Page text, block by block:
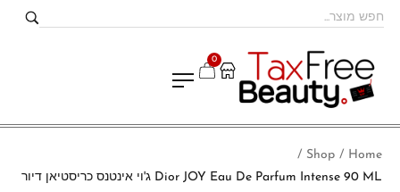
0
Home
/
Shop
/
Dior JOY Eau De Parfum Intense 90 ML ג'וי אינטנס כריסטיאן דיור